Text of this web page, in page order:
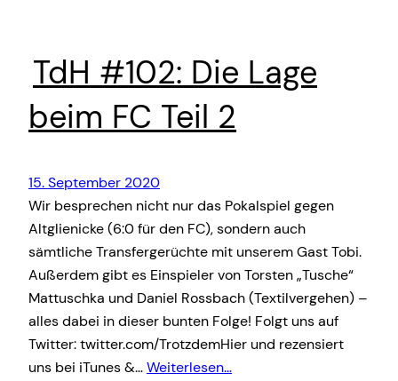
TdH #102: Die Lage
beim FC Teil 2
15. September 2020
Wir besprechen nicht nur das Pokalspiel gegen
Altglienicke (6:0 für den FC), sondern auch
sämtliche Transfergerüchte mit unserem Gast Tobi.
Außerdem gibt es Einspieler von Torsten „Tusche“
Mattuschka und Daniel Rossbach (Textilvergehen) –
alles dabei in dieser bunten Folge! Folgt uns auf
Twitter: twitter.com/TrotzdemHier und rezensiert
uns bei iTunes &…Weiterlesen…